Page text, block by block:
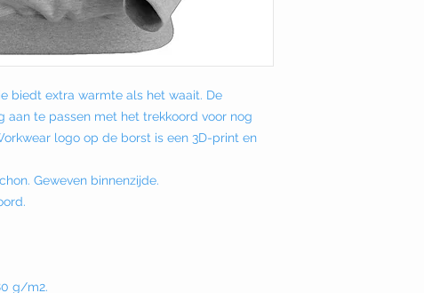
biedt extra warmte als het waait. De
aan te passen met het trekkoord voor nog
logo op de borst is een 3D-print en
Geweven binnenzijde.
g/m2.